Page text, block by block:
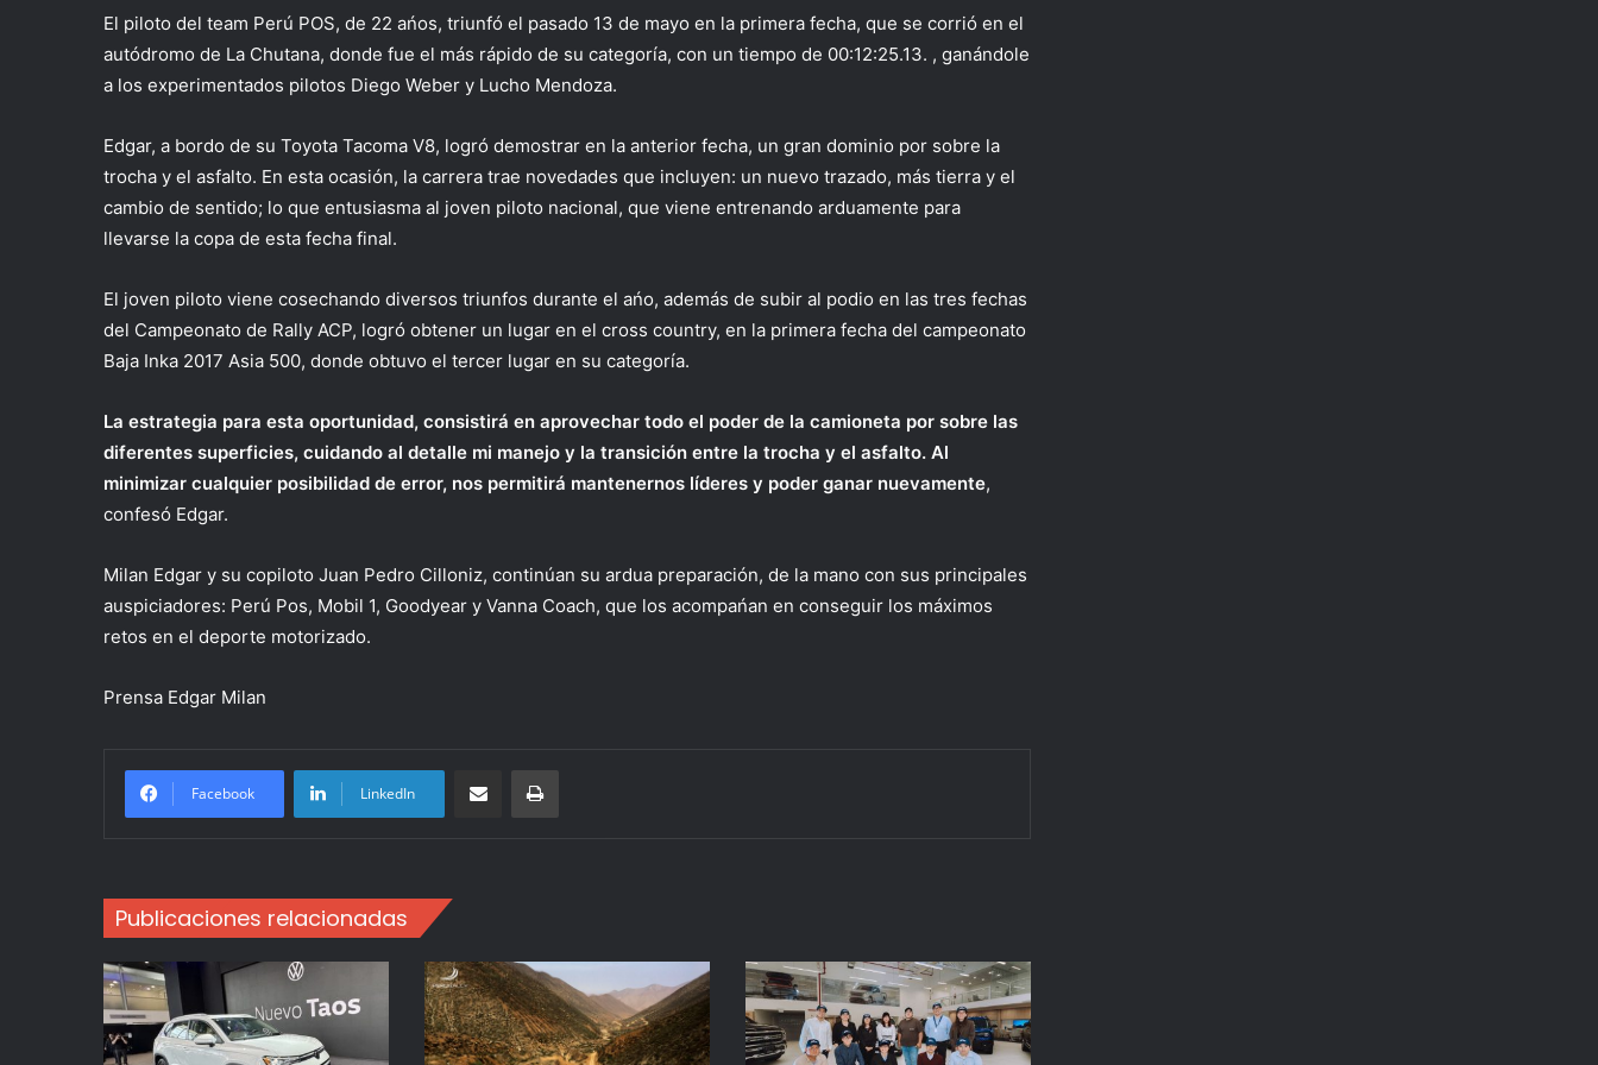
El piloto del team Perú POS, de 22 ańos, triunfó el pasado 13 de mayo en la primera fecha, que se corrió en el
autódromo de La Chutana, donde fue el más rápido de su categoría, con un tiempo de 00:12:25.13. , ganándole
a los experimentados pilotos Diego Weber y Lucho Mendoza.
Edgar, a bordo de su Toyota Tacoma V8, logró demostrar en la anterior fecha, un gran dominio por sobre la
trocha y el asfalto. En esta ocasión, la carrera trae novedades que incluyen: un nuevo trazado, más tierra y el
cambio de sentido; lo que entusiasma al joven piloto nacional, que viene entrenando arduamente para
llevarse la copa de esta fecha final.
El joven piloto viene cosechando diversos triunfos durante el ańo, además de subir al podio en las tres fechas
del Campeonato de Rally ACP, logró obtener un lugar en el cross country, en la primera fecha del campeonato
Baja Inka 2017 Asia 500, donde obtuvo el tercer lugar en su categoría.
La estrategia para esta oportunidad, consistirá en aprovechar todo el poder de la camioneta por sobre las
diferentes superficies, cuidando al detalle mi manejo y la transición entre la trocha y el asfalto. Al
minimizar cualquier posibilidad de error, nos permitirá mantenernos líderes y poder ganar nuevamente,
confesó Edgar.
Milan Edgar y su copiloto Juan Pedro Cilloniz, continúan su ardua preparación, de la mano con sus principales
auspiciadores: Perú Pos, Mobil 1, Goodyear y Vanna Coach, que los acompańan en conseguir los máximos
retos en el deporte motorizado.
Prensa Edgar Milan
Facebook LinkedIn
Compartir por correo electrónicoImprimir
Publicaciones relacionadas